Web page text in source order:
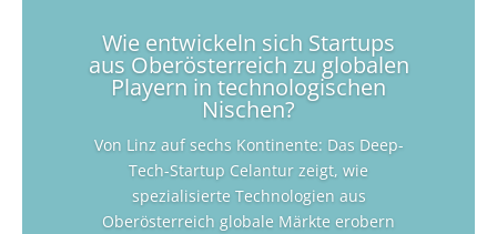
Wie entwickeln sich Startups
aus Oberösterreich zu globalen
Playern in technologischen
Nischen?
Von Linz auf sechs Kontinente: Das Deep-
Tech-Startup Celantur zeigt, wie
spezialisierte Technologien aus
Oberösterreich globale Märkte erobern